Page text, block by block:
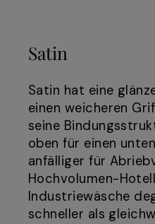
Satin
Satin hat eine
einen weicheren
seine
oben für einen
anfälliger für
Hochvolumen-
Industriewäsche
schneller als